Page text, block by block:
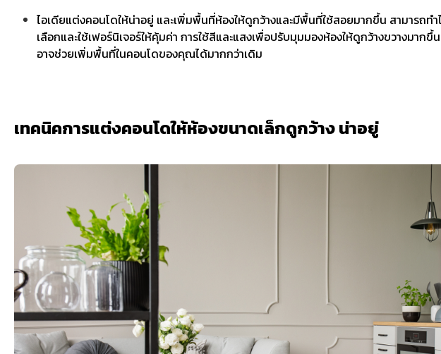
ไอเดียแต่งคอนโดให้น่าอยู่ และเพิ่มพื้นที่ห้องให้ดูกว้างและมีพื้นที่ใช้สอยมากขึ้น สามารถทำ
เลือกและใช้เฟอร์นิเจอร์ให้คุ้มค่า การใช้สีและแสงเพื่อปรับมุมมองห้องให้ดูกว้างขวางมาก
อาจช่วยเพิ่มพื้นที่ในคอนโดของคุณได้มากกว่าเดิม
เทคนิคการแต่งคอนโดให้ห้องขนาดเล็กดูกว้าง น่าอยู่